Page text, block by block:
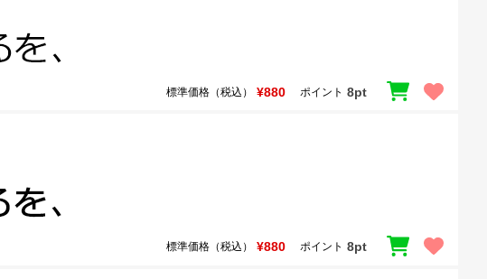
標準価格（税込） ¥880 ポイント 8pt
標準価格（税込） ¥880 ポイント 8pt